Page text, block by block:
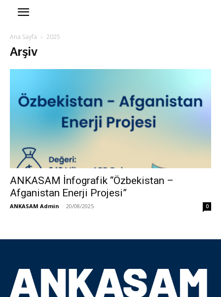
Ana Sayfa 2025
Arşiv
ANKASAM İnfografik “Özbekistan –
Afganistan Enerji Projesi”
ANKASAM Admin - 20/08/2025 0